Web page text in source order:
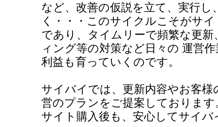
など、改善の仮説を立て、実行し
く・・・このサイクルこそがサ
であり、タイムリーで頻繁な更
ィング等の対策など日々の 運営
利益も育っていくのです。
サイバイでは、更新内容やお客
営のプランをご提案しております
サイト購入後も、安心してサイ